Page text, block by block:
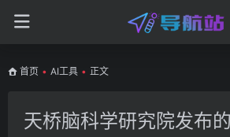
首页 • AI工具 • 正文
天桥脑科学研究院发布